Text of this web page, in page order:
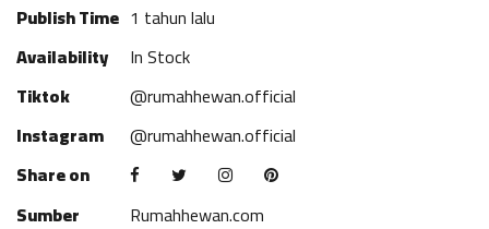
Publish Time 1 tahun lalu
Availability
In Stock
Tiktok
@rumahhewan.official
Instagram
@rumahhewan.official
Share on
Sumber
Rumahhewan.com